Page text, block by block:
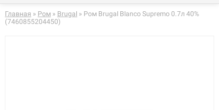
В корзине пусто!
Главная » Ром » Brugal » Ром Brugal Blanco Supremo 0.7л 40%
(7460855204450)